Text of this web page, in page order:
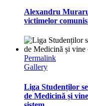
Alexandru
victimelor
Permalink
Gallery
Liga Studenților
de Medicină și